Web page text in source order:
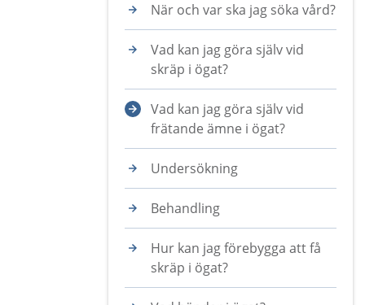
När och var ska jag söka vård?
Vad kan jag göra själv vid
skräp i ögat?
Vad kan jag göra själv vid
frätande ämne i ögat?
Undersökning
Behandling
Hur kan jag förebygga att få
skräp i ögat?